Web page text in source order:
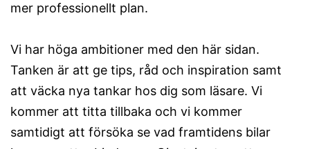
mer professionellt plan.
Vi har höga ambitioner med den här sidan.
Tanken är att ge tips, råd och inspiration samt
att väcka nya tankar hos dig som läsare. Vi
kommer att titta tillbaka och vi kommer
samtidigt att försöka se vad framtidens bilar